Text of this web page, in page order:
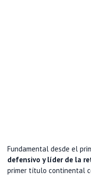
Fundamental desde el
defensivo y líder de la
primer título continental